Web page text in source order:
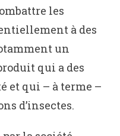
les
à des
un
qui a des
et qui – à terme –
d’insectes.